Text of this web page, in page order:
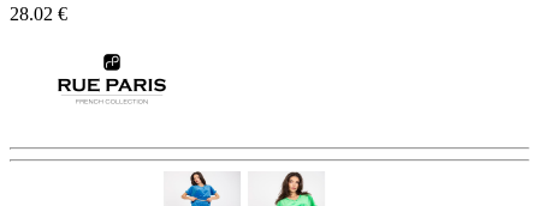
28.02 €